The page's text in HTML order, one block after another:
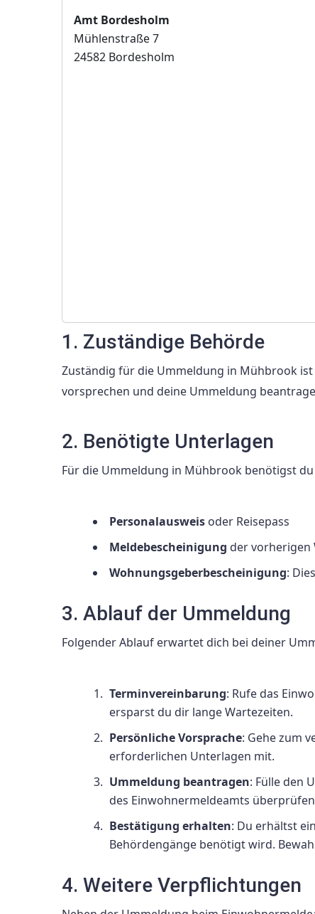
Amt Bordesholm
Mühlenstraße 7
24582 Bordesholm
1. Zuständige Behörde
Zuständig für die Ummeldung in Mühbrook
vorsprechen und deine Ummeldung
2. Benötigte Unterlagen
Für die Ummeldung in Mühbrook benötigst
Personalausweis oder Reisepass
Meldebescheinigung der vorherigen
Wohnungsgeberbescheinigung:
3. Ablauf der Ummeldung
Folgender Ablauf erwartet dich bei deiner
Terminvereinbarung: Rufe das
ersparst du dir lange Wartezeiten.
Persönliche Vorsprache: Gehe zum
erforderlichen Unterlagen mit.
Ummeldung beantragen: Fülle den
des Einwohnermeldeamts
Bestätigung erhalten: Du erhältst
Behördengänge benötigt wird.
4. Weitere Verpflichtungen